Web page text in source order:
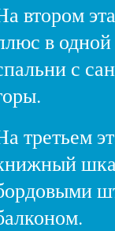
втором
в одной
с
третьем